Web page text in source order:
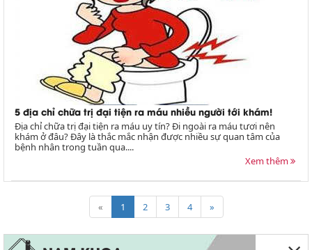
5 địa chỉ chữa trị đại tiện ra máu nhiều người tới khám!
Địa chỉ chữa trị đại tiện ra máu uy tín? Đi ngoài ra máu tươi nên
khám ở đâu? Đây là thắc mắc nhận được nhiều sự quan tâm của
bệnh nhân trong tuần qua....
Xem thêm
« 1 2 3 4 »